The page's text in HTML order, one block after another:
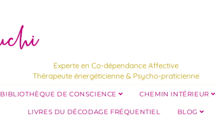
Experte en Co-dépendance Affective
Thérapeute énergéticienne & Psycho-praticienne
BIBLIOTHÈQUE DE CONSCIENCE CHEMIN INTÉRIEUR
LIVRES DU DÉCODAGE FRÉQUENTIEL BLOG